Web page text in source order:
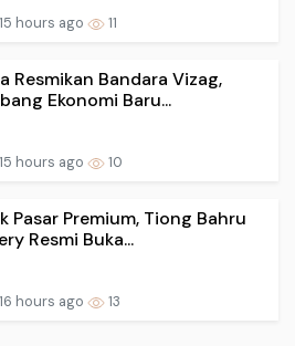
15 hours ago 11
Resmikan Bandara Vizag,
Ekonomi Baru...
15 hours ago 10
Pasar Premium, Tiong Bahru
Resmi Buka...
16 hours ago 13